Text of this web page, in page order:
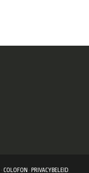
· COLOFON · PRIVACYBELEID